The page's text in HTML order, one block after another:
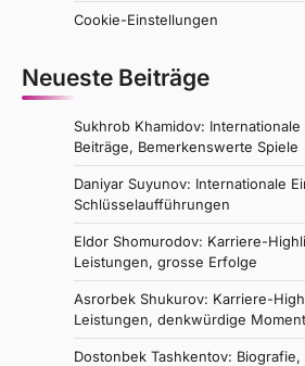
Cookie-Einstellungen
Neueste Beiträge
Sukhrob Khamidov:
Beiträge, Bemerkenswerte Spiele
Daniyar Suyunov: Internationale
Schlüsselaufführungen
Eldor Shomurodov: Karriere-
Leistungen, grosse Erfolge
Asrorbek Shukurov: Karriere-
Leistungen, denkwürdige
Dostonbek Tashkentov: